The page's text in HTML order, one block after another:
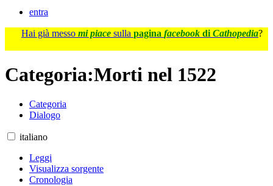
entra
Hai già messo mi piace sulla pagina facebook di Cathopedia?
Categoria:Morti nel 1522
Categoria
Dialogo
italiano
Leggi
Visualizza sorgente
Cronologia